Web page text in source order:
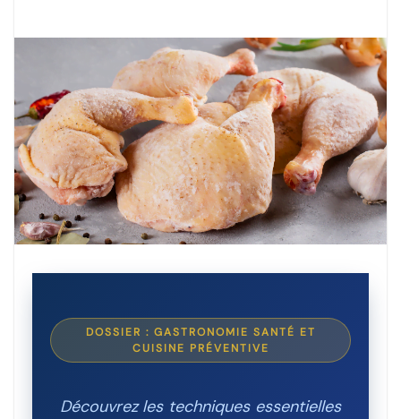
DOSSIER : GASTRONOMIE SANTÉ ET
CUISINE PRÉVENTIVE
Découvrez les techniques essentielles